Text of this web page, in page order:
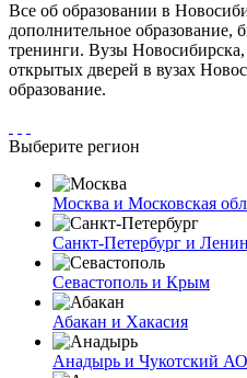
Все об образовании в
дополнительное образование,
тренинги. Вузы
открытых дверей в вузах
образование.
Выберите регион
Москва и Московская
Санкт-Петербург и
Севастополь и Крым
Абакан и Хакасия
Анадырь и Чукотский АО